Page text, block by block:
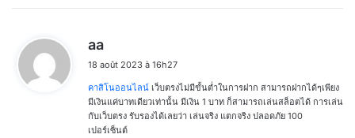
aa
t
:
18 août 2023 à 16h27
คาสิโนออนไลน์ เว็บตรงไม่มีขั้นต่ำในการฝาก สามารถฝากได้ๆเพียง
มีเงินแค่บาทเดียวเท่านั้น มีเงิน 1 บาท ก็สามารถเล่นสล็อตได้ การเล่น
กับเว็บตรง รับรองได้เลยว่า เล่นจริง แตกจริง ปลอดภัย 100
เปอร์เซ็นต์